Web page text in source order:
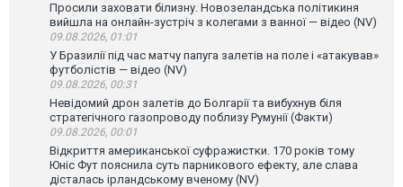
Просили заховати білизну. Новозеландська політикиня
вийшла на онлайн-зустріч з колегами з ванної — відео (NV)
09.08.2026, 01:01
У Бразилії під час матчу папуга залетів на поле і «атакував»
футболістів — відео (NV)
09.08.2026, 00:31
Невідомий дрон залетів до Болгарії та вибухнув біля
стратегічного газопроводу поблизу Румунії (Факти)
09.08.2026, 00:01
Відкриття американської суфражистки. 170 років тому
Юніс Фут пояснила суть парникового ефекту, але слава
дісталась ірландському вченому (NV)